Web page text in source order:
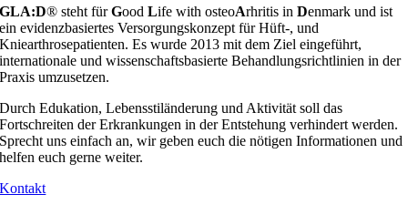
GLA:D®️ steht fürGoodLife with osteoArhritis inDenmark und ist
ein evidenzbasiertes Versorgungskonzept für Hüft-, und
Kniearthrosepatienten. Es wurde 2013 mit dem Ziel eingeführt,
internationale und wissenschaftsbasierte Behandlungsrichtlinien in der
Praxis umzusetzen.
Durch Edukation, Lebensstiländerung und Aktivität soll das
Fortschreiten der Erkrankungen in der Entstehung verhindert werden.
Sprecht uns einfach an, wir geben euch die nötigen Informationen und
helfen euch gerne weiter.
Kontakt